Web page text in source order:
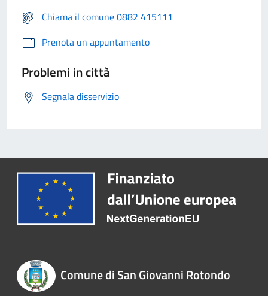
Chiama il comune 0882 415111
Prenota un appuntamento
Problemi in città
Segnala disservizio
Comune di San Giovanni Rotondo